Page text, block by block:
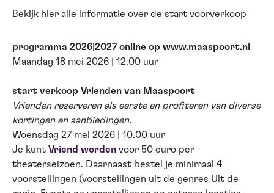
Bekijk hier alle informatie over de start voorverkoop
programma 2026|2027 online op www.maaspoort.nl
Maandag 18 mei 2026 | 12.00 uur
start verkoop Vrienden van Maaspoort
Vrienden reserveren als eerste en profiteren van diverse
kortingen en aanbiedingen.
Woensdag 27 mei 2026 | 10.00 uur
Je kunt Vriend worden voor 50 euro per
theaterseizoen. Daarnaast bestel je minimaal 4
voorstellingen (voorstellingen uit de genres Uit de